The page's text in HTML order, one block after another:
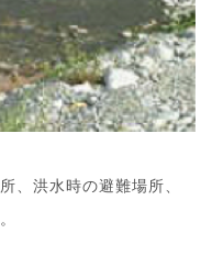
、洪水時の避難場所、